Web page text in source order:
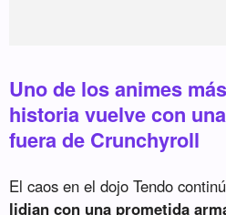
Uno de los animes
historia vuelve con
fuera de Crunchyroll
El caos en el dojo Tendo
lidian con una prometida